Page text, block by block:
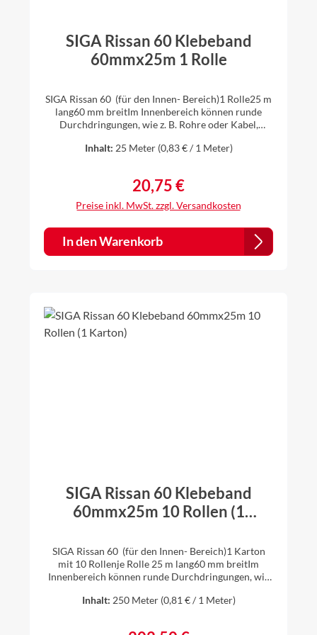
SIGA Rissan 60 Klebeband
60mmx25m 1 Rolle
SIGA Rissan 60 (für den Innen- Bereich)1 Rolle25 m
lang60 mm breitIm Innenbereich können runde
Durchdringungen, wie z. B. Rohre oder Kabel,
klebenden Hochleistungsband SIGA Rissan 60
dicht um Rohre und Kabel dehnbar hält trotz
Baubewegungen dicht geeignete Untergründe:
Holz Harte
Holzwerkstoffplatten Gipsfaserplatten Gipskartonpl
atten Metall Harter Kunststoff geeignete Bahnen:
Dampfbrems-Bahnen Dampfsperr-Bahnen glatte bis
Inhalt: 25 Meter (0,83 € / 1 Meter)
Regulärer Preis:
20,75 €
Preise inkl. MwSt. zzgl. Versandkosten
In den Warenkorb
SIGA Rissan 60 Klebeband
60mmx25m 10 Rollen (1
SIGA Rissan 60 (für den Innen- Bereich)1 Karton
mit 10 Rollenje Rolle 25 m lang60 mm breitIm
Innenbereich können runde Durchdringungen, wie
mit dem einseitig klebenden Hochleistungsband
Inhalt: 250 Meter (0,81 € / 1 Meter)